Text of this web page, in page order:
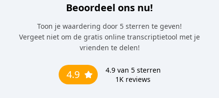
Beoordeel ons nu!
Toon je waardering door 5 sterren te geven!
Vergeet niet om de gratis online transcriptietool met je
vrienden te delen!
4.9 4.9van 5 sterren
1K reviews